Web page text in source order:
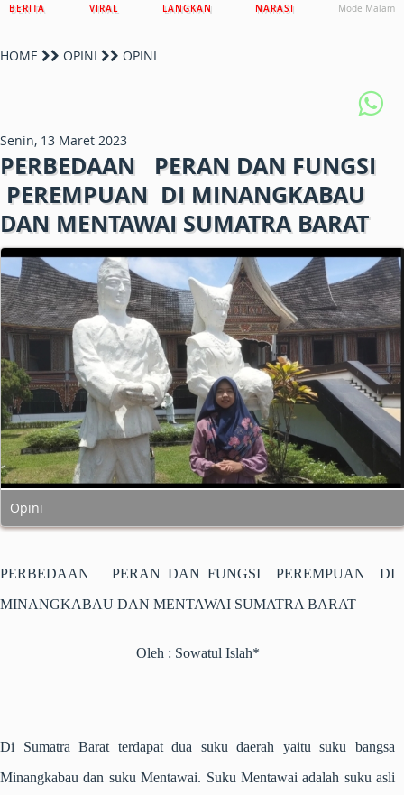
BERITA VIRAL LANGKAN NARASI Mode Malam
HOME OPINI OPINI
Senin, 13 Maret 2023
PERBEDAAN PERAN DAN FUNGSI
PEREMPUAN DI MINANGKABAU
DAN MENTAWAI SUMATRA BARAT
Opini
PERBEDAAN PERAN DAN FUNGSI PEREMPUAN DI
MINANGKABAU DAN MENTAWAI SUMATRA BARAT
Oleh : Sowatul Islah*
Di Sumatra Barat terdapat dua suku daerah yaitu suku bangsa
Minangkabau dan suku Mentawai. Suku Mentawai adalah suku asli